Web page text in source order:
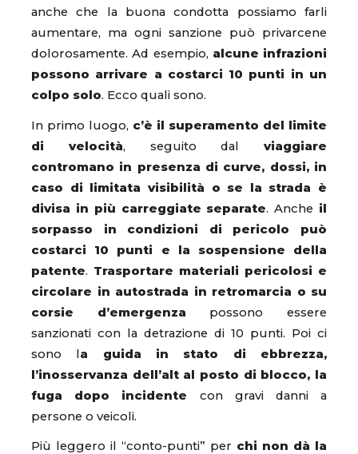
anche che la buona condotta possiamo farli
aumentare, ma ogni sanzione può privarcene
dolorosamente. Ad esempio, alcune infrazioni
possono arrivare a costarci 10 punti in un
colpo solo. Ecco quali sono.
In primo luogo, c’è il superamento del limite
di velocità, seguito dal viaggiare
contromano in presenza di curve, dossi, in
caso di limitata visibilità o se la strada è
divisa in più carreggiate separate. Anche il
sorpasso in condizioni di pericolo può
costarci 10 punti e la sospensione della
patente. Trasportare materiali pericolosi e
circolare in autostrada in retromarcia o su
corsie d’emergenza possono essere
sanzionati con la detrazione di 10 punti. Poi ci
sono la guida in stato di ebbrezza,
l’inosservanza dell’alt al posto di blocco, la
fuga dopo incidente con gravi danni a
persone o veicoli.
Più leggero il “conto-punti” per chi non dà la